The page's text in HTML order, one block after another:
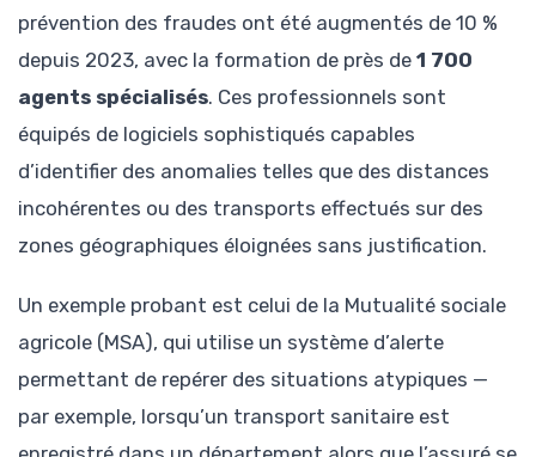
prévention des fraudes ont été augmentés de 10 %
depuis 2023, avec la formation de près de 1 700
agents spécialisés. Ces professionnels sont
équipés de logiciels sophistiqués capables
d’identifier des anomalies telles que des distances
incohérentes ou des transports effectués sur des
zones géographiques éloignées sans justification.
Un exemple probant est celui de la Mutualité sociale
agricole (MSA), qui utilise un système d’alerte
permettant de repérer des situations atypiques —
par exemple, lorsqu’un transport sanitaire est